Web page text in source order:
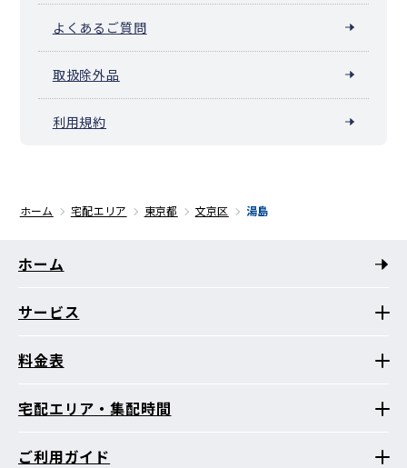
よくあるご質問
取扱除外品
利用規約
ホーム 宅配エリア 東京都 文京区 湯島
ホーム
サービス
料金表
宅配エリア・集配時間
ご利用ガイド